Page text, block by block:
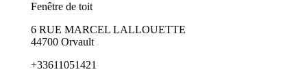
Fenêtre de toit
6 RUE MARCEL LALLOUETTE
44700 Orvault
+33611051421